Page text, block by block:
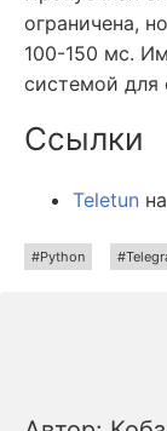
ограничена,
100-150 мс.
системой
Ссылки
Teletun
Python